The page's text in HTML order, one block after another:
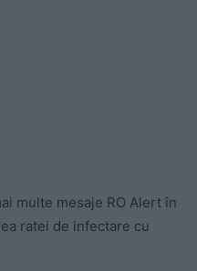
multe mesaje RO Alert în
ratei de infectare cu